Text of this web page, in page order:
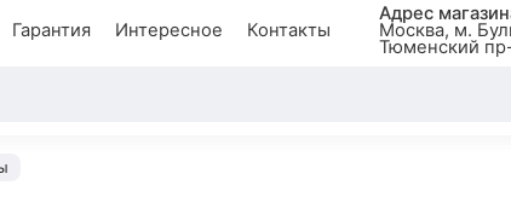
Гарантия Интересное Контакты
Адрес
Москва, м.
Тюменский